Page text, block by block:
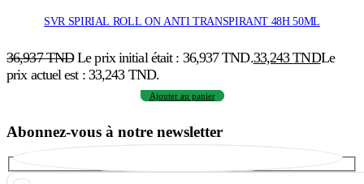
SVR SPIRIAL ROLL ON ANTI TRANSPIRANT 48H 50ML
36,937TND Le prix initial était : 36,937 TND.33,243TNDLe
prix actuel est : 33,243 TND.
Ajouter au panier
Abonnez-vous à notre newsletter